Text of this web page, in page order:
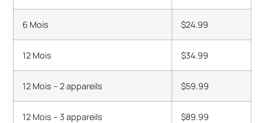
6 Mois $24.99
12 Mois $34.99
12 Mois – 2 appareils $59.99
12 Mois – 3 appareils $89.99